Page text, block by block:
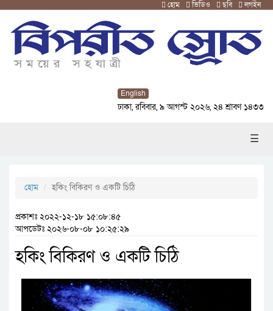
লগইন
ছবি
ভিডিও
হোম
English
ঢাকা, রবিবার, ৯ আগস্ট ২০২৬, ২৪ শ্রাবণ ১৪৩৩
☰
হোম হকিং বিকিরণ ও একটি চিঠি
প্রকাশঃ ২০২২-১২-১৮ ১৫:০৮:৪৫
আপডেটঃ ২০২৬-০৮-০৮ ১০:২৫:২৯
হকিং বিকিরণ ও একটি চিঠি